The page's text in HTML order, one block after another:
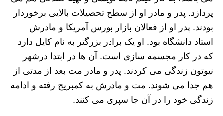
پردازد. پدر و مادر او از سطح تحصیلات بالایی برخوردار
بودند. پدر او از فعالان بازار بورس آمریکا و مادرش
استاد دانشگاه بود. او یک برادر بزرگتر به نام کایل دارد
که در کار مجسمه سازی است. آن ها در ابتدا درشهر
نیوتون زندگی می کردند. پدر و مادر مت بعد از مدتی از
هم جدا می شوند. مت و مادرش به کمبریج رفته و ادامه
زندگی خود را در آن جا سپری می کنند.